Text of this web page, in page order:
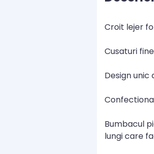
Croit lejer
Cusaturi
Design
Bumbacul
lungi care